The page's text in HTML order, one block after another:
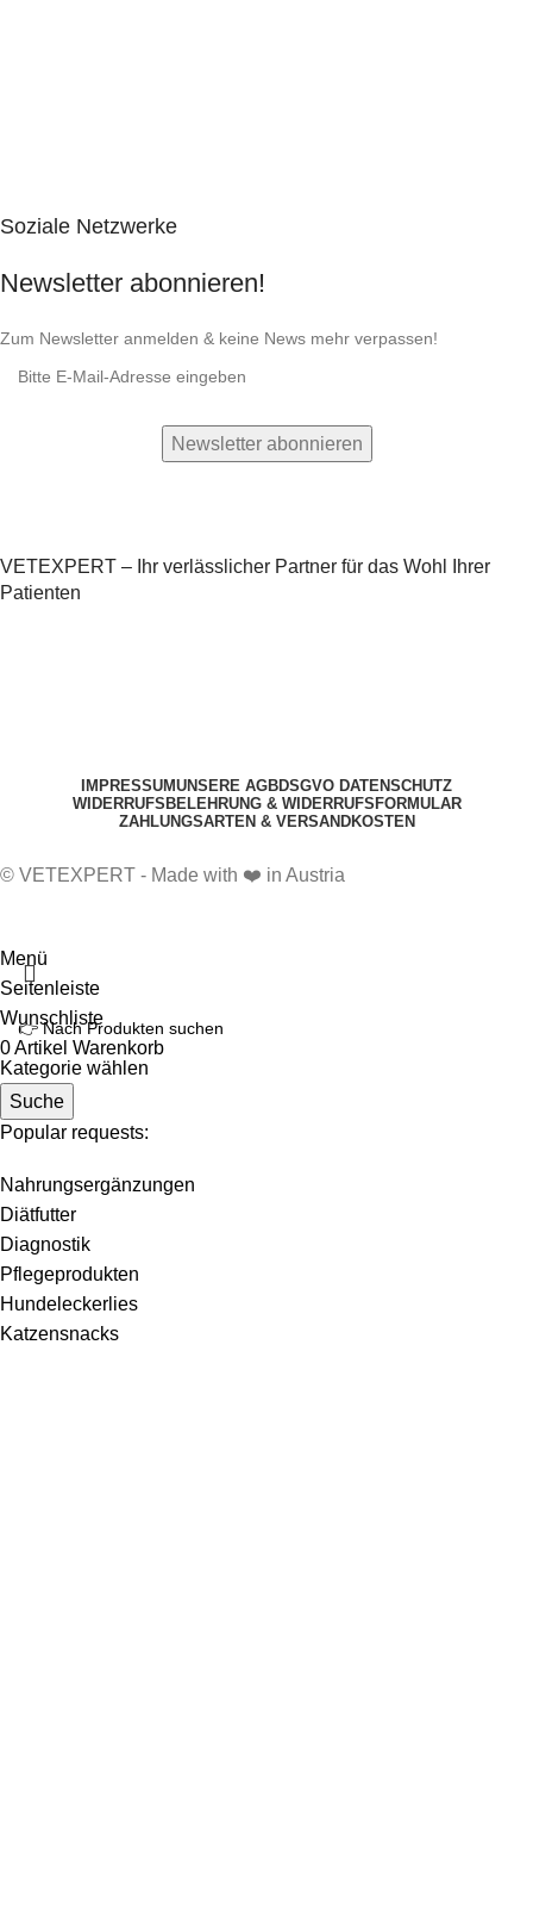
Soziale Netzwerke
Newsletter abonnieren!
Zum Newsletter anmelden & keine News mehr verpassen!
VETEXPERT – Ihr verlässlicher Partner für das Wohl Ihrer
Patienten
IMPRESSUMUNSERE AGBDSGVO DATENSCHUTZ
WIDERRUFSBELEHRUNG & WIDERRUFSFORMULAR
ZAHLUNGSARTEN & VERSANDKOSTEN
© VETEXPERT - Made with ❤️ in Austria
Kategorie wählen
Suche
Popular requests:
Nahrungsergänzungen
Diätfutter
Diagnostik
Pflegeprodukten
Hundeleckerlies
Katzensnacks
Menü
Seitenleiste
Wunschliste
0Artikel Warenkorb